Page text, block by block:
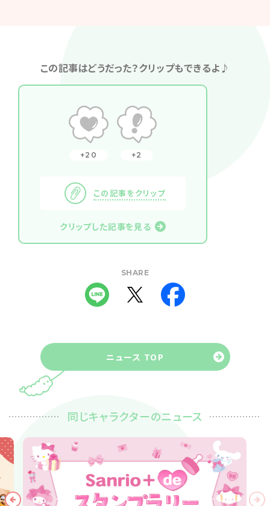
この記事はどうだった？クリップもできるよ♪
20 2
この記事をクリップ
クリップした記事を見る
SHARE
ニュース TOP
同じキャラクターのニュース